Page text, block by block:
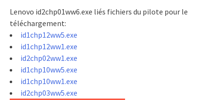
Lenovo id2chp01ww6.exe liés fichiers du pilote pour le
téléchargement:
id1chp12ww5.exe
id1chp12ww1.exe
id2chp02ww1.exe
id1chp10ww5.exe
id1chp10ww1.exe
id2chp03ww5.exe